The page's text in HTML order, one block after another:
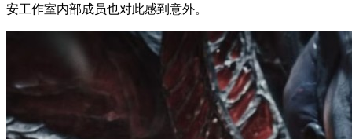
安工作室内部成员也对此感到意外。